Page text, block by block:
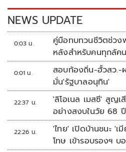
k k
NEWS UPDATE
0:03 น.
คู่มือทบทวนชีวิตช่วง
หลังสำหรับคนทุกลัค
0:01 น.
สอบท้องถิ่น-ฮั้วสว.-
มั่น'รัฐบาลอนุทิน'
22:37 น.
'ลิโอเนล เมสซี' สูญ
อย่างสงบในวัย 68 ปี
22:26 น.
'ไทย' เปิดบ้านชนะ '
โทษ เข้ารอบรองฯ บ